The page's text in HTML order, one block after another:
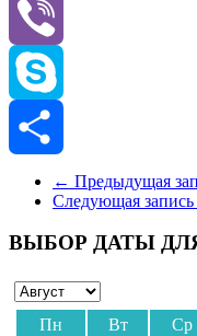
Odnoklassniki
Viber
Skype
Отправить
← Предыдущая
Следующая запись
ВЫБОР ДАТЫ
Пн Вт Ср